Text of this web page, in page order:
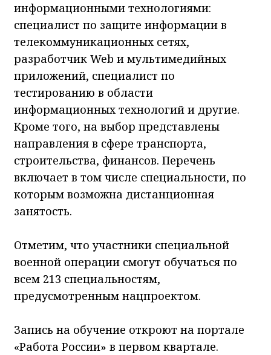
информационными технологиями:
специалист по защите информации в
телекоммуникационных сетях,
разработчик Web и мультимедийных
приложений, специалист по
тестированию в области
информационных технологий и другие.
Кроме того, на выбор представлены
направления в сфере транспорта,
строительства, финансов. Перечень
включает в том числе специальности, по
которым возможна дистанционная
занятость.
Отметим, что участники специальной
военной операции смогут обучаться по
всем 213 специальностям,
предусмотренным нацпроектом.
Запись на обучение откроют на портале
«Работа России» в первом квартале.